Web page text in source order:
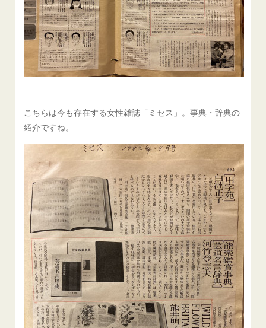
こちらは今も存在する女性雑誌「ミセス」。事典・辞典の
紹介ですね。